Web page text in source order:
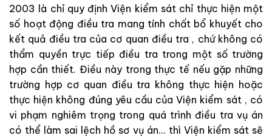
2003 là chỉ quy địnhViện kiểm sát chỉ thực hiện một
số hoạt động điều tra mang tính chất bổ khuyết cho
kết quả điều tra của cơ quan điều tra , chứ không có
thẩm quyền trực tiếp điều tra trong một số trường
hợp cần thiết.Điều này trong thực tế nếu gặp những
trường hợp cơ quan điều tra không thực hiện hoặc
thực hiện không đúng yêu cầu củaViện kiểm sát , có
vi phạm nghiêm trọng trong quá trình điều tra vụ án
có thể làm sai lệch hồ sơ vụ án... thì Viện kiểm sát sẽ